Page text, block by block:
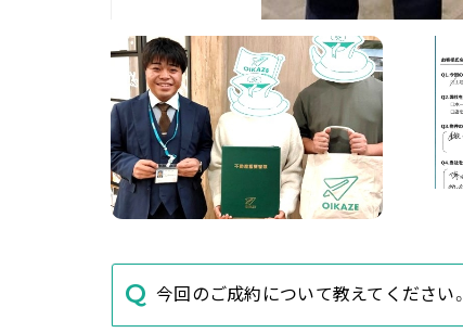
今回のご成約について教えてください。